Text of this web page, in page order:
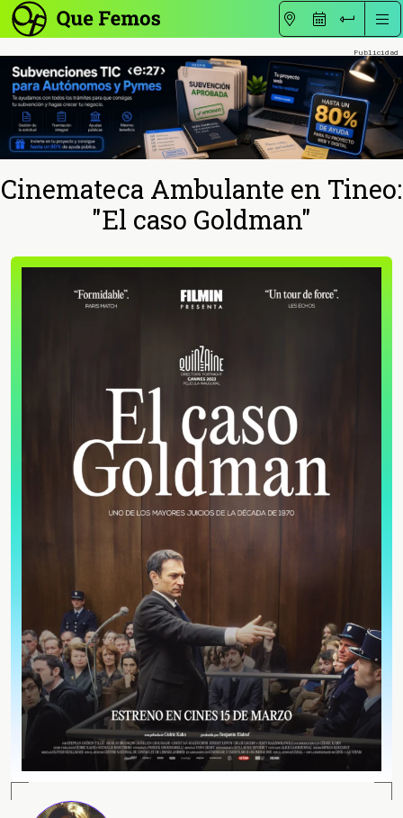
Cinemateca Ambulante en Tineo:
"El caso Goldman"